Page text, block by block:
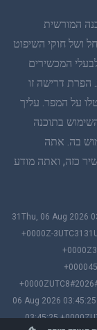
המורשית
ושל חוקי השיפוט
המכשירים
הפרת דרישה זו
על המפר. עליך
בתוכנה
בה. אתה
כזה, ואתה מודע
#!31Thu, 06 Aug
+0000Z-
06 Aug 2026
03:45:25